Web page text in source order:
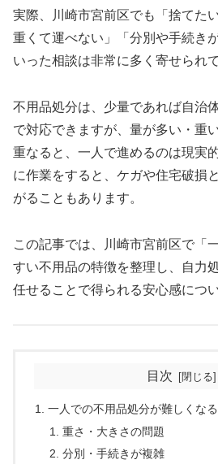
実際、川崎市宮前区でも「捨てた
重くて運べない」「分別や手続き
いった相談は非常に多く寄せられ
不用品処分は、少量であれば自治
で対応できますが、量が多い・重
重なると、一人で進めるのは現実
に作業をすると、ケガや住宅破損
がることもあります。
この記事では、川崎市宮前区で「
すい不用品の特徴を整理し、自力
任せることで得られる安心感につ
目次
一人での不用品処分が難しくな
重さ・大きさの問題
分別・手続きが複雑